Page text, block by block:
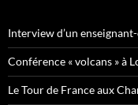
Interview d’un
Conférence « volcans » à
Le Tour de France aux